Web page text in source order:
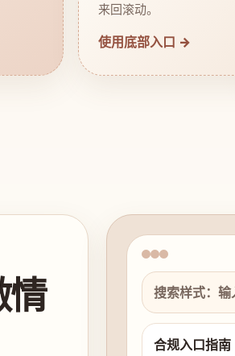
来回滚动。
使用底部入口 →
情
搜索样式：输
合规入口指南